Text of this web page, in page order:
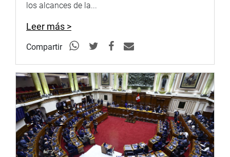
los alcances de la...
Leer más >
Compartir